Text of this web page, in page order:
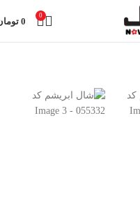
0
0